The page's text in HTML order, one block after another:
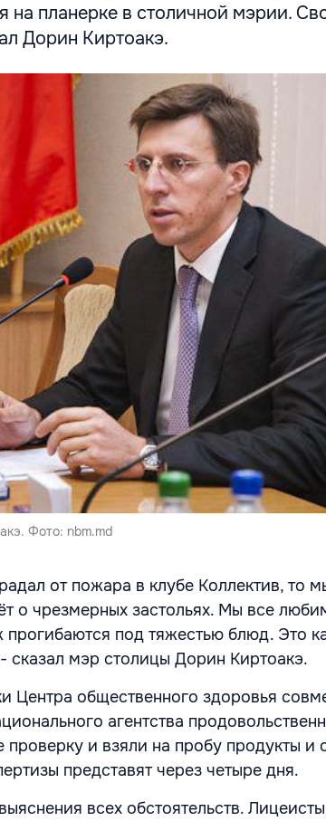
на планерке в столичной мэрии.
Дорин Киртоакэ.
Фото: nbm.md
от пожара в клубе Коллектив, то
о чрезмерных застольях. Мы все
под тяжестью блюд. Это
сказал мэр столицы Дорин Киртоакэ.
Центра общественного здоровья
агентства
проверку и взяли на пробу продукты и
представят через четыре дня.
всех обстоятельств.